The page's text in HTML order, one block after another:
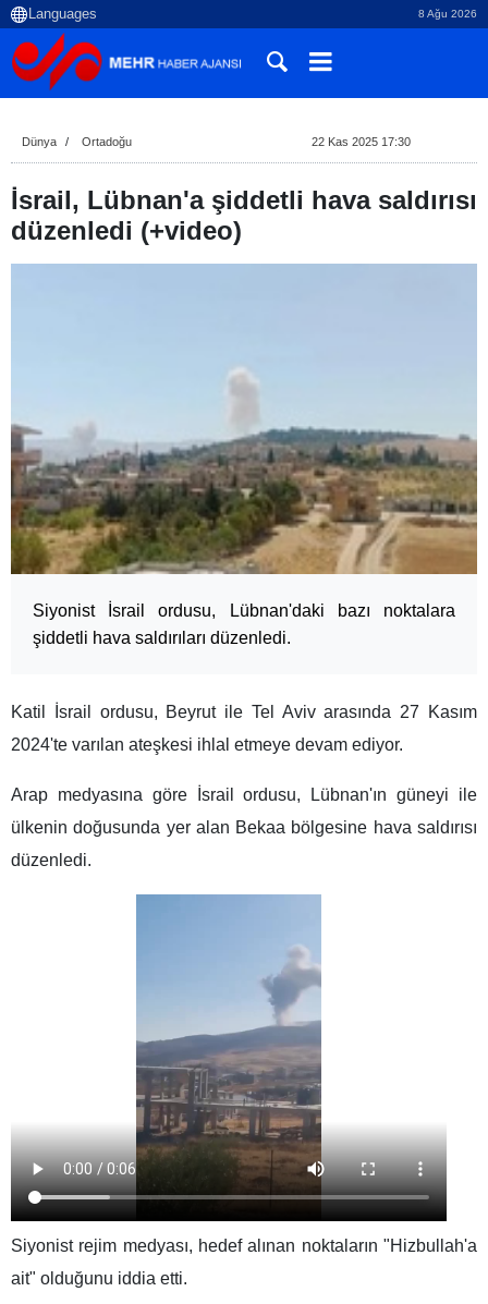
8 Ağu 2026
Dünya Ortadoğu 22 Kas 2025 17:30
İsrail, Lübnan'a şiddetli hava saldırısı
düzenledi (+video)
Siyonist İsrail ordusu, Lübnan'daki bazı noktalara
şiddetli hava saldırıları düzenledi.
Katil İsrail ordusu, Beyrut ile Tel Aviv arasında 27 Kasım
2024'te varılan ateşkesi ihlal etmeye devam ediyor.
Arap medyasına göre İsrail ordusu, Lübnan'ın güneyi ile
ülkenin doğusunda yer alan Bekaa bölgesine hava saldırısı
düzenledi.
Siyonist rejim medyası, hedef alınan noktaların "Hizbullah'a
ait" olduğunu iddia etti.